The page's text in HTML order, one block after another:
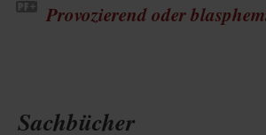
Provozierend oder
Sachbücher